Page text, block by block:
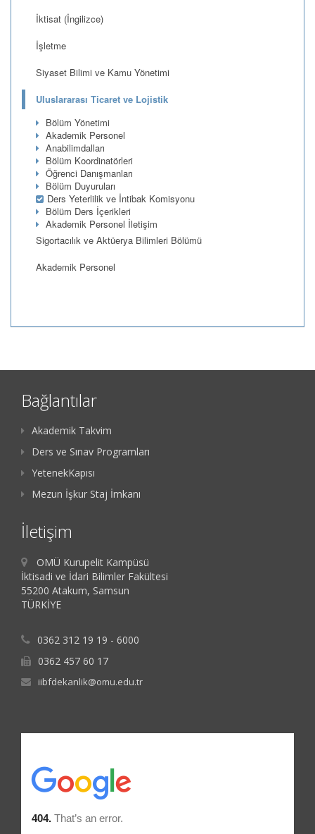
İktisat (İngilizce)
İşletme
Siyaset Bilimi ve Kamu Yönetimi
Uluslararası Ticaret ve Lojistik
Bölüm Yönetimi
Akademik Personel
Anabilimdalları
Bölüm Koordinatörleri
Öğrenci Danışmanları
Bölüm Duyuruları
Ders Yeterlilik ve İntibak Komisyonu
Bölüm Ders İçerikleri
Akademik Personel İletişim
Sigortacılık ve Aktüerya Bilimleri Bölümü
Akademik Personel
Bağlantılar
Akademik Takvim
Ders ve Sınav Programları
YetenekKapısı
Mezun İşkur Staj İmkanı
İletişim
OMÜ Kurupelit Kampüsü
İktisadi ve İdari Bilimler Fakültesi
55200 Atakum, Samsun
TÜRKİYE
0362 312 19 19 - 6000
0362 457 60 17
iibfdekanlik@omu.edu.tr